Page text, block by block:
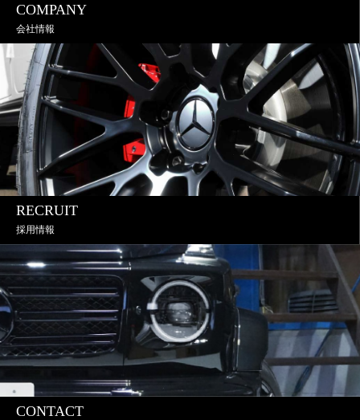
COMPANY
会社情報
RECRUIT
採用情報
CONTACT